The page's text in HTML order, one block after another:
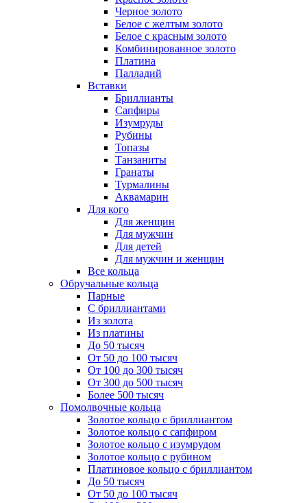
Черное золото
Белое с желтым золото
Белое с красным золото
Комбинированное золото
Платина
Палладий
Вставки
Бриллианты
Сапфиры
Изумруды
Рубины
Топазы
Танзаниты
Гранаты
Турмалины
Аквамарин
Для кого
Для женщин
Для мужчин
Для детей
Для мужчин и женщин
Все кольца
Обручальные кольца
Парные
С бриллиантами
Из золота
Из платины
До 50 тысяч
От 50 до 100 тысяч
От 100 до 300 тысяч
От 300 до 500 тысяч
Более 500 тысяч
Помолвочные кольца
Золотое кольцо с бриллиантом
Золотое кольцо с сапфиром
Золотое кольцо с изумрудом
Золотое кольцо с рубином
Платиновое кольцо с бриллиантом
До 50 тысяч
От 50 до 100 тысяч